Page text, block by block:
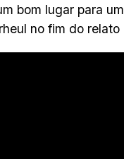
bom lugar para
no fim do relato